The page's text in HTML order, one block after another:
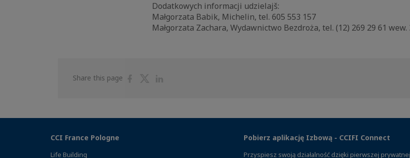
Dodatkowych informacji udzielajš:
Małgorzata Babik, Michelin, tel. 605 553 157
Małgorzata Zachara, Wydawnictwo Bezdroża, tel. (12) 269 29 61 wew.
Share this page
ShareShare
CCI France Pologne
Life Building
Pobierz aplikację Izbową - CCIFI Connect
Przyspiesz swoją działalność dzięki pierwszej prywatnej